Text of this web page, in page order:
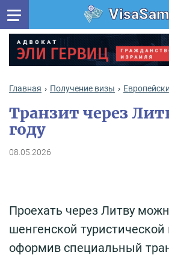
Главная Получение визы
Транзит через
году
08.05.2026
Проехать через Литву
шенгенской
оформив специальный